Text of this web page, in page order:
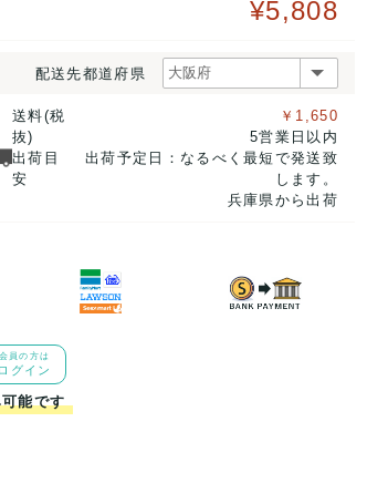
¥5,808
配送先都道府県
送料(税
抜)
出荷目
安
￥1,650
5営業日以内
出荷予定日：なるべく最短で発送致
します。
兵庫県から出荷
会員の方は
ログイン
能です